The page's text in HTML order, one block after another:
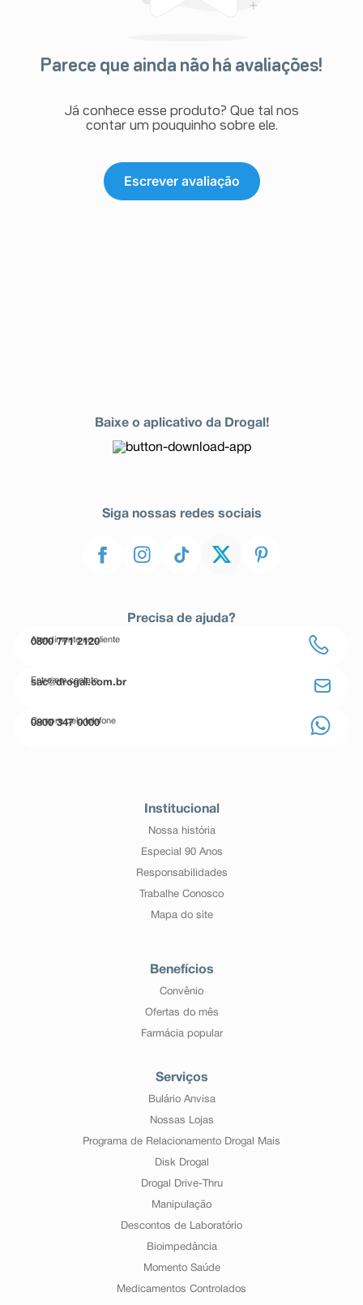
Parece que ainda não há avaliações!
Já conhece esse produto? Que tal nos
contar um pouquinho sobre ele.
Escrever avaliação
Baixe o aplicativo da Drogal!
Siga nossas redes sociais
Precisa de ajuda?
Atendimento ao cliente
0800 771 2120
Entre em contato
sac@drogal.com.br
Compre pelo telefone
0800 347 0000
Institucional
Nossa história
Especial 90 Anos
Responsabilidades
Trabalhe Conosco
Mapa do site
Benefícios
Convênio
Ofertas do mês
Farmácia popular
Serviços
Bulário Anvisa
Nossas Lojas
Programa de Relacionamento Drogal Mais
Disk Drogal
Drogal Drive-Thru
Manipulação
Descontos de Laboratório
Bioimpedância
Momento Saúde
Medicamentos Controlados